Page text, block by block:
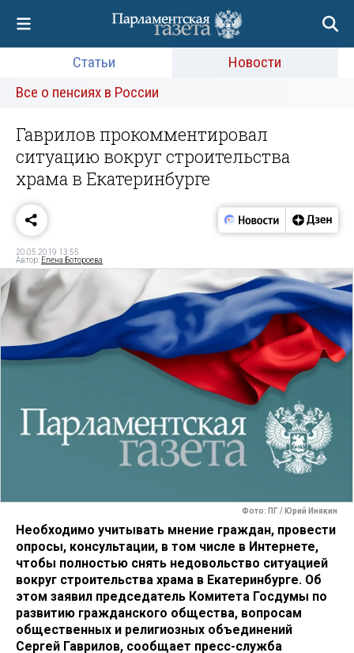
Статьи
Новости
Все о пенсиях в России
Гаврилов прокомментировал
ситуацию вокруг строительства
храма в Екатеринбурге
20.05.2019 13:55
Автор: Елена Ботороева
Фото: ПГ / Юрий Инякин
Необходимо учитывать мнение граждан, провести
опросы, консультации, в том числе в Интернете,
чтобы полностью снять недовольство ситуацией
вокруг строительства храма в Екатеринбурге. Об
этом заявил председатель Комитета Госдумы по
развитию гражданского общества, вопросам
общественных и религиозных объединений
Сергей Гаврилов, сообщает пресс-служба